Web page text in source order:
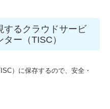
するクラウドサービ
ー（TISC）
）に保存するので、安全・